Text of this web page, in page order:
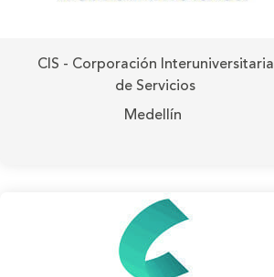
CIS - Corporación Interuniversitaria
de Servicios
Medellín